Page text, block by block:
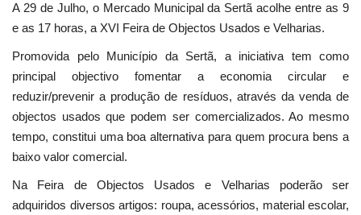
Cultura
Ambiente
A 29 de Julho, o Mercado Municipal da Sertã acolhe entre as 9
e as 17 horas, a XVI Feira de Objectos Usados e Velharias.
Promovida pelo Município da Sertã, a iniciativa tem como
principal objectivo fomentar a economia circular e
reduzir/prevenir a produção de resíduos, através da venda de
objectos usados que podem ser comercializados. Ao mesmo
tempo, constitui uma boa alternativa para quem procura bens a
baixo valor comercial.
Na Feira de Objectos Usados e Velharias poderão ser
adquiridos diversos artigos: roupa, acessórios, material escolar,